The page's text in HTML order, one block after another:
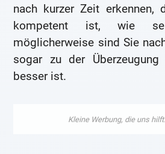
nach kurzer Zeit erkennen,
kompetent ist, wie
möglicherweise sind Sie
sogar zu der
besser ist.